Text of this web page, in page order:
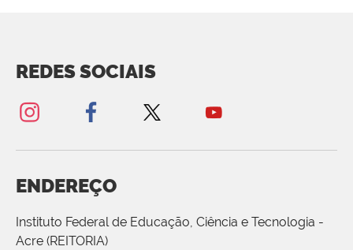
REDES SOCIAIS
ENDEREÇO
Instituto Federal de Educação, Ciência e Tecnologia -
Acre (REITORIA)